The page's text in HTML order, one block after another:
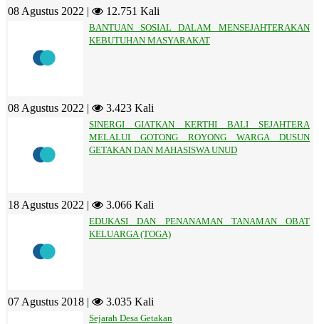
08 Agustus 2022 | 12.751 Kali
BANTUAN SOSIAL DALAM MENSEJAHTERAKAN
KEBUTUHAN MASYARAKAT
08 Agustus 2022 | 3.423 Kali
SINERGI GIATKAN KERTHI BALI SEJAHTERA
MELALUI GOTONG ROYONG WARGA DUSUN
GETAKAN DAN MAHASISWA UNUD
18 Agustus 2022 | 3.066 Kali
EDUKASI DAN PENANAMAN TANAMAN OBAT
KELUARGA (TOGA)
07 Agustus 2018 | 3.035 Kali
Sejarah Desa Getakan